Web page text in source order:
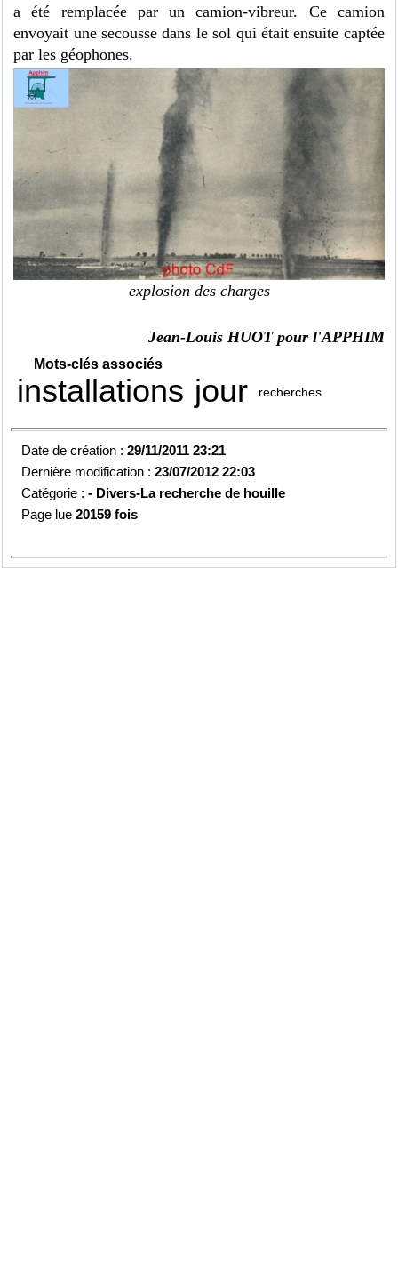
a été remplacée par un camion-vibreur. Ce camion
envoyait une secousse dans le sol qui était ensuite captée
par les géophones.
explosion des charges
Jean-Louis HUOT pour l'APPHIM
Mots-clés associés
installations jour recherches
Date de création :29/11/2011 23:21
Dernière modification :23/07/2012 22:03
Catégorie :- Divers-La recherche de houille
Page lue20159 fois